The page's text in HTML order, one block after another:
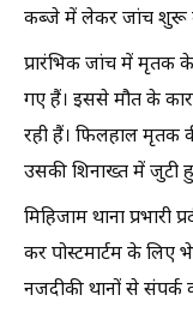
कब्जे में लेकर जांच शुरू
प्रारंभिक जांच में मृतक
गए हैं। इससे मौत के
रही हैं। फिलहाल मृतक
उसकी शिनाख्त में जुटी
मिहिजाम थाना प्रभारी
कर पोस्टमार्टम के
नजदीकी थानों से